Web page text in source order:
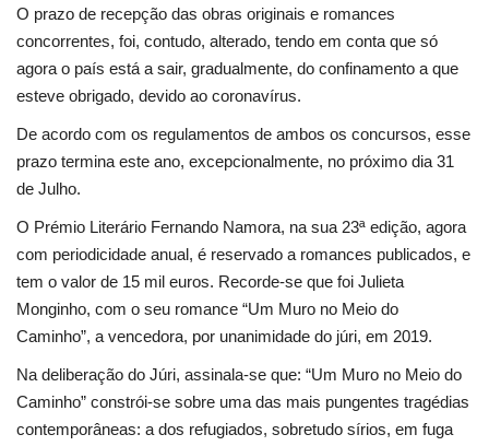
O prazo de recepção das obras originais e romances
concorrentes, foi, contudo, alterado, tendo em conta que só
agora o país está a sair, gradualmente, do confinamento a que
esteve obrigado, devido ao coronavírus.
De acordo com os regulamentos de ambos os concursos, esse
prazo termina este ano, excepcionalmente, no próximo dia 31
de Julho.
O Prémio Literário Fernando Namora, na sua 23ª edição, agora
com periodicidade anual, é reservado a romances publicados, e
tem o valor de 15 mil euros. Recorde-se que foi Julieta
Monginho, com o seu romance “Um Muro no Meio do
Caminho”, a vencedora, por unanimidade do júri, em 2019.
Na deliberação do Júri, assinala-se que: “Um Muro no Meio do
Caminho” constrói-se sobre uma das mais pungentes tragédias
contemporâneas: a dos refugiados, sobretudo sírios, em fuga